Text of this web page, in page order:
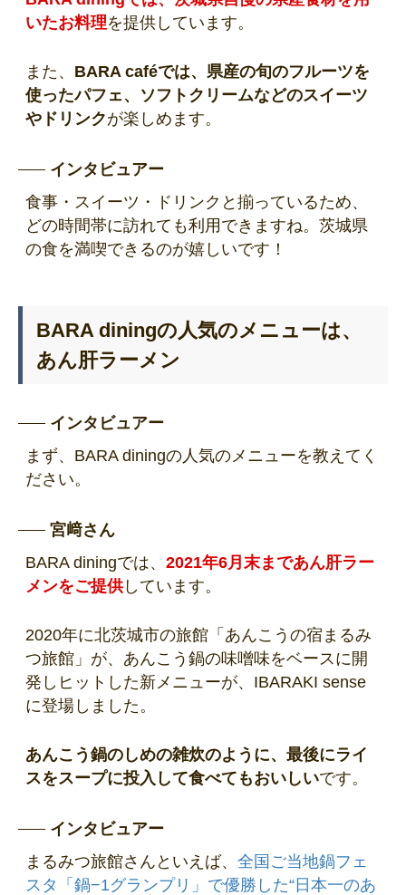
いたお料理を提供しています。
また、 BARA caféでは、県産の旬のフルーツを
使ったパフェ、ソフトクリームなどのスイーツ
やドリンクが楽しめます。
インタビュアー
食事・スイーツ・ドリンクと揃っているため、
どの時間帯に訪れても利用できますね。茨城県
の食を満喫できるのが嬉しいです！
BARA diningの人気のメニューは、
あん肝ラーメン
インタビュアー
まず、BARA diningの人気のメニューを教えてく
ださい。
宮﨑さん
BARA diningでは、 2021年6月末まであん肝ラー
メンをご提供しています。
2020年に北茨城市の旅館「あんこうの宿まるみ
つ旅館」が、あんこう鍋の味噌味をベースに開
発しヒットした新メニューが、IBARAKI sense
に登場しました。
あんこう鍋のしめの雑炊のように、最後にライ
スをスープに投入して食べてもおいしいです。
インタビュアー
まるみつ旅館さんといえば、 全国ご当地鍋フェ
スタ「鍋−1グランプリ」で優勝した“日本一のあ